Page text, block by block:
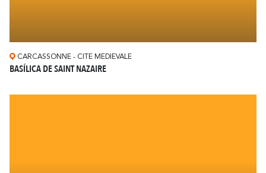
CARCASSONNE - CITE MEDIEVALE
BASÍLICA DE SAINT NAZAIRE